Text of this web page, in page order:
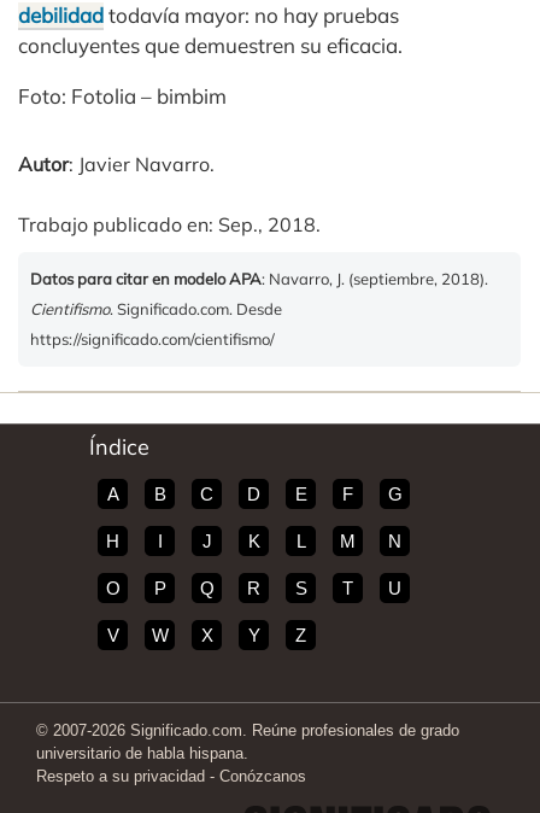
debilidadtodavía mayor: no hay pruebas
concluyentes que demuestren su eficacia.
Foto: Fotolia – bimbim
Autor: Javier Navarro.
Trabajo publicado en: Sep., 2018.
Datos para citar en modelo APA: Navarro, J. (septiembre, 2018).
Cientifismo. Significado.com. Desde
https://significado.com/cientifismo/
Índice
A B C D E F G
H J K L M N
O P Q R S T U
V W X Y Z
© 2007-2026 Significado.com. Reúne profesionales de grado
universitario de habla hispana.
Respeto a su privacidad - Conózcanos